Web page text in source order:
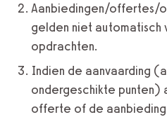
Aanbiedingen/offertes/
gelden niet
opdrachten.
Indien de aanvaarding
ondergeschikte punten)
offerte of de